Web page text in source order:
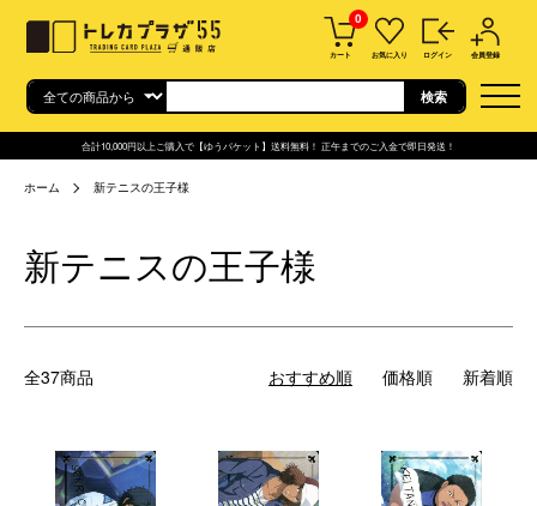
0
カート お気に入り ログイン 会員登録
合計10,000円以上ご購入で【ゆうパケット】送料無料！ 正午までのご入金で即日発送！
ホーム 新テニスの王子様
新テニスの王子様
全37商品 おすすめ順 価格順 新着順